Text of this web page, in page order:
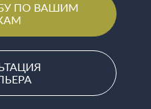
ПО ВАШИМ